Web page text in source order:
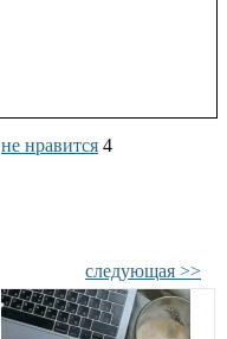
не нравится 4
следующая >>